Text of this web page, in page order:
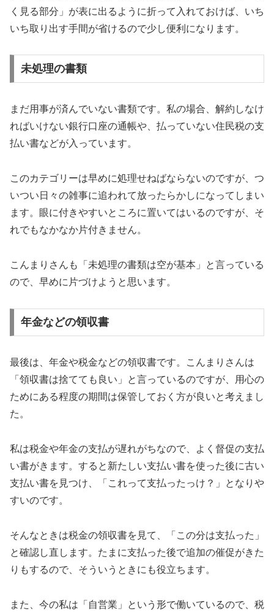
く見る部分」が表に出るように折って入れておけば、いち
いち取り出す手間が省けるので少し便利になります。
未処理の書類
まだ用事が済んでいない書類です。私の場合、解約しなけ
ればいけない銀行口座の通帳や、払っていない住民税の支
払い書などが入っています。
このカテゴリーは早めに処理せねばならないのですが、つ
いつい日々の雑事に追われて放ったらかしになってしまい
ます。眼に付きやすいところに置いてはいるのですが、そ
れでもなかなか片付きません。
こんまりさんも「未処理の書類は空が基本」と言っている
ので、早めに片づけようと思います。
年金などの領収書
最後は、年金や税金などの領収書です。こんまりさんは
「領収書は捨てても良い」と言っているのですが、用心の
ためにある程度の期間は保管しておく方が良いと考えまし
た。
私は税金や年金の支払が遅れがちなので、よく督促の支払
い書がきます。すると新たしい支払い書を使った後に古い
支払い書を見つけ、「これって支払ったっけ？」となりや
すいのです。
そんなときは税金の領収書を見て、「この分は支払った」
と確認し直します。たまに支払った後で追加の催促がきた
りもするので、そういうときにも役立ちます。
また、今の私は「自営業」という形で働いているので、税